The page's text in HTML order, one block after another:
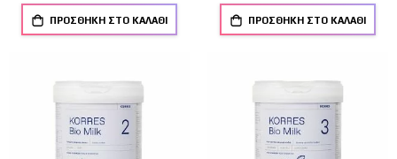
ΠΡΟΣΘΉΚΗ ΣΤΟ ΚΑΛΆΘΙ ΠΡΟΣΘΉΚΗ ΣΤΟ ΚΑΛΆΘΙ